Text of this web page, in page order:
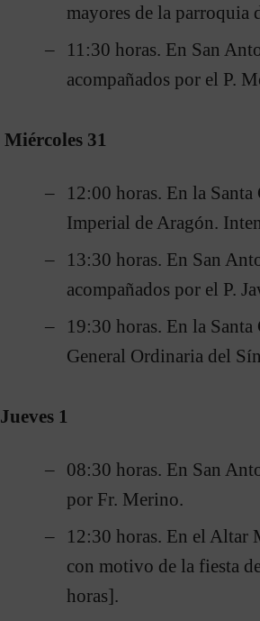
mayores de la parroquia
11:30 horas. En San
acompañados por el P.
Miércoles 31
12:00 horas. En la
Imperial de Aragón.
13:30 horas. En San
acompañados por el P.
19:30 horas. En la
General Ordinaria del
Jueves 1
08:30 horas. En San
por Fr. Merino.
12:30 horas. En el Altar
con motivo de la fiesta
horas].